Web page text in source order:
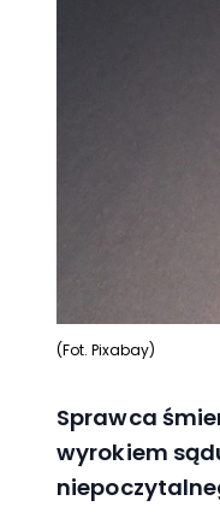
(Fot. Pixabay)
Sprawca
wyrokiem